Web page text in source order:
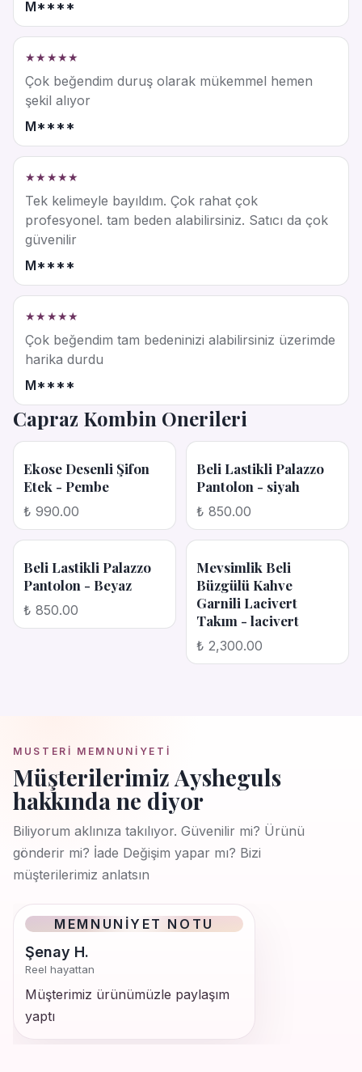
M****
★★★★★
Çok beğendim duruş olarak mükemmel hemen
şekil alıyor
M****
★★★★★
Tek kelimeyle bayıldım. Çok rahat çok
profesyonel. tam beden alabilirsiniz. Satıcı da çok
güvenilir
M****
★★★★★
Çok beğendim tam bedeninizi alabilirsiniz üzerimde
harika durdu
M****
Capraz Kombin Onerileri
Ekose Desenli Şifon
Etek - Pembe
₺ 990.00
Beli Lastikli Palazzo
Pantolon - siyah
₺ 850.00
Beli Lastikli Palazzo
Pantolon - Beyaz
₺ 850.00
Mevsimlik Beli
Büzgülü Kahve
Garnili Lacivert
Takım - lacivert
₺ 2,300.00
MUSTERI MEMNUNIYETI
Müşterilerimiz Aysheguls
hakkında ne diyor
Biliyorum aklınıza takılıyor. Güvenilir mi? Ürünü
gönderir mi? İade Değişim yapar mı? Bizi
müşterilerimiz anlatsın
MEMNUNIYET NOTU
Şenay H.
Reel hayattan
Müşterimiz ürünümüzle paylaşım
yaptı